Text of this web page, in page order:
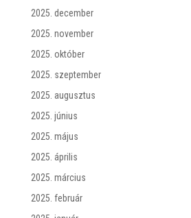
2025. december
2025. november
2025. október
2025. szeptember
2025. augusztus
2025. június
2025. május
2025. április
2025. március
2025. február